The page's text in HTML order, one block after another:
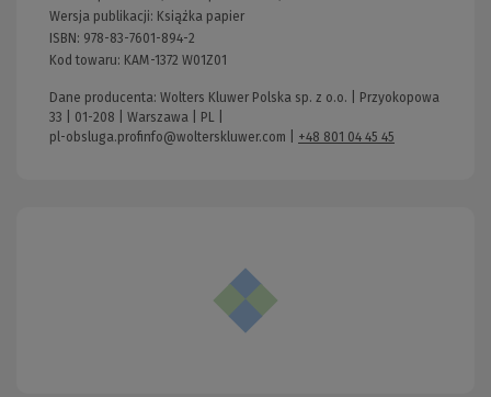
Wersja publikacji: Książka papier
ISBN: 978-83-7601-894-2
Kod towaru: KAM-1372 W01Z01
Dane producenta: Wolters Kluwer Polska sp. z o.o. | Przyokopowa
33 | 01-208 | Warszawa | PL |
pl-obsluga.profinfo@wolterskluwer.com
+48 801 04 45 45